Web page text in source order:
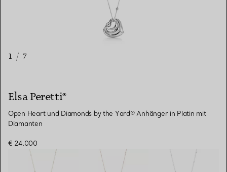
1 / 7
Elsa Peretti®
Open Heart und Diamonds by the Yard® Anhänger in Platin mit
Diamanten
€ 24.000